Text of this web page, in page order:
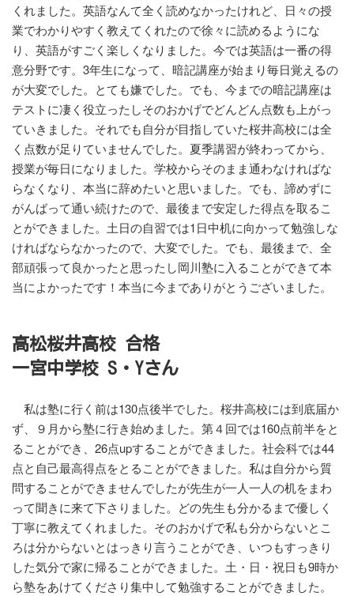
くれました。英語なんて全く読めなかったけれど、日々の授
業でわかりやすく教えてくれたので徐々に読めるようにな
り、英語がすごく楽しくなりました。今では英語は一番の得
意分野です。3年生になって、暗記講座が始まり毎日覚えるの
が大変でした。とても嫌でした。でも、今までの暗記講座は
テストに凄く役立ったしそのおかげでどんどん点数も上がっ
ていきました。それでも自分が目指していた桜井高校には全
く点数が足りていませんでした。夏季講習が終わってから、
授業が毎日になりました。学校からそのまま通わなければな
らなくなり、本当に辞めたいと思いました。でも、諦めずに
がんばって通い続けたので、最後まで安定した得点を取るこ
とができました。土日の自習では1日中机に向かって勉強しな
ければならなかったので、大変でした。でも、最後まで、全
部頑張って良かったと思ったし岡川塾に入ることができて本
当によかったです！本当に今までありがとうございました。
高松桜井高校 合格
一宮中学校 S・Yさん
私は塾に行く前は130点後半でした。桜井高校には到底届か
ず、９月から塾に行き始めました。第４回では160点前半をと
ることができ、26点upすることができました。社会科では44
点と自己最高得点をとることができました。私は自分から質
問することができませんでしたが先生が一人一人の机をまわ
って聞きに来て下さりました。どの先生も分かるまで優しく
丁寧に教えてくれました。そのおかげで私も分からないとこ
ろは分からないとはっきり言うことができ、いつもすっきり
した気分で家に帰ることができました。土・日・祝日も9時か
ら塾をあけてくださり集中して勉強することができました。